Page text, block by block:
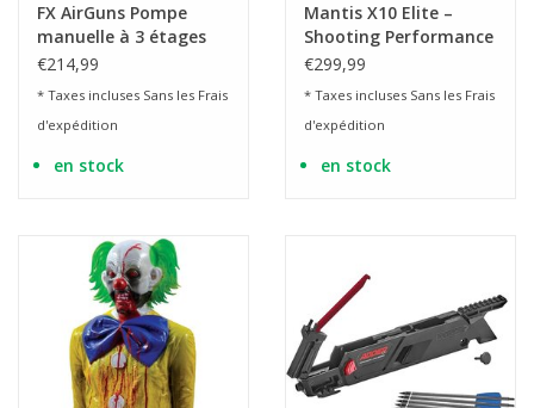
FX AirGuns Pompe
manuelle à 3 étages
pour HPA et AirGuns
€214,99
* Taxes incluses Sans les Frais
d'expédition
en stock
Mantis X10 Elite –
Shooting Performance
System
€299,99
* Taxes incluses Sans les Frais
d'expédition
en stock